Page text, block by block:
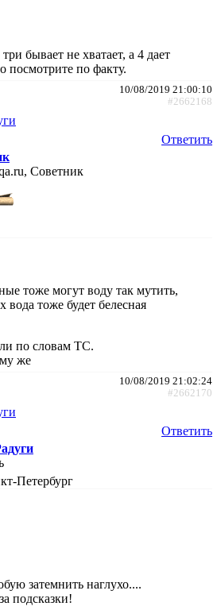
бывает не хватает, а 4 дает
по факту.
10/08/2019 21:00:10
#2662168
Ответить
Советник
тоже могут воду так мутить,
вода тоже будет белесная
по словам ТС.
же
10/08/2019 21:02:24
#2662170
Ответить
Петербург
затемнить наглухо....
подсказки!